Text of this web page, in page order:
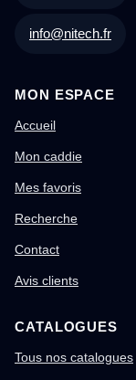
info@nitech.fr
MON ESPACE
Accueil
Mon caddie
Mes favoris
Recherche
Contact
Avis clients
CATALOGUES
Tous nos catalogues